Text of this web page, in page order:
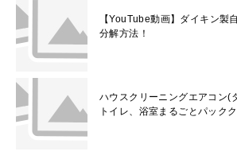
【YouTube動画】ダイキン製
分解方法！
ハウスクリーニングエアコン(
トイレ、浴室まるごとパック